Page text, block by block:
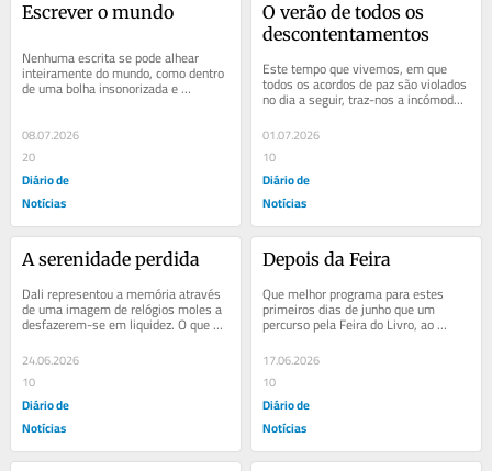
Escrever o mundo
Nenhuma escrita se pode alhear
inteiramente do mundo, como dentro
de uma bolha insonorizada e
08.07.2026
20
Diário de
Notícias
O verão de todos os
descontentamentos
Este tempo que vivemos, em que
todos os acordos de paz são violados
no dia a seguir, traz-nos a incómoda
lembrança do verão de 1939, mesmo
que o...
01.07.2026
10
Diário de
Notícias
A serenidade perdida
Dali representou a memória através
de uma imagem de relógios moles a
desfazerem-se em liquidez. O que o
nosso tempo está a fazer à memória,
com...
24.06.2026
10
Diário de
Notícias
Depois da Feira
Que melhor programa para estes
primeiros dias de junho que um
percurso pela Feira do Livro, ao
encontro da melhor poesia e da
melhor literatura? É...
17.06.2026
10
Diário de
Notícias